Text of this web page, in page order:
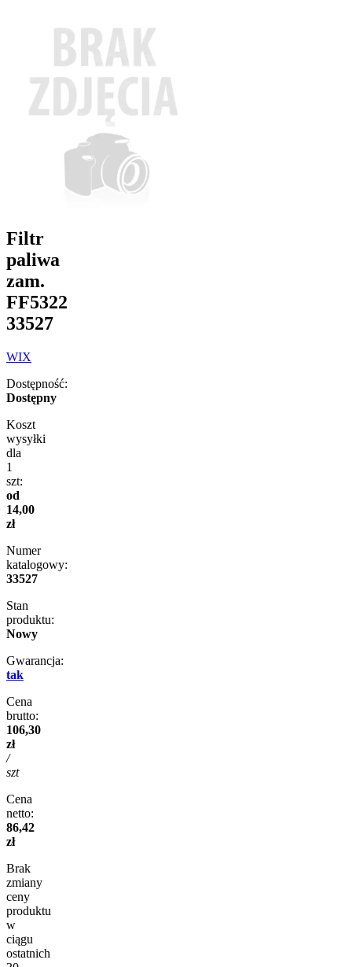
Filtr
paliwa
zam.
FF5322
33527
WIX
Dostępność:
Dostępny
Koszt
wysyłki
dla
1
szt:
od
14,00
zł
Numer
katalogowy:
33527
Stan
produktu:
Nowy
Gwarancja:
tak
Cena
brutto:
106,30
zł
/
szt
Cena
netto:
86,42
zł
Brak
zmiany
ceny
produktu
w
ciągu
ostatnich